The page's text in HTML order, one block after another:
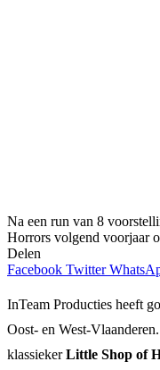
Na een run van 8
Horrors volgend voorjaar
Delen
Facebook Twitter
InTeam Producties heeft
Oost- en West-
klassiekerLittle Shop of